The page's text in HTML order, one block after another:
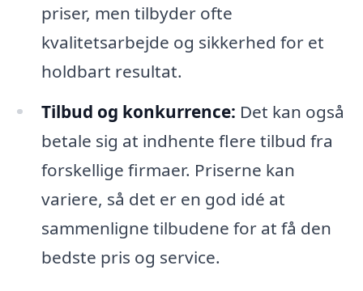
priser, men tilbyder ofte
kvalitetsarbejde og sikkerhed for et
holdbart resultat.
Tilbud og konkurrence: Det kan også
betale sig at indhente flere tilbud fra
forskellige firmaer. Priserne kan
variere, så det er en god idé at
sammenligne tilbudene for at få den
bedste pris og service.